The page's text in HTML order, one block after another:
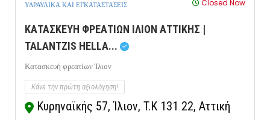
ΥΔΡΑΥΛΙΚΑ ΚΑΙ ΕΓΚΑΤΑΣΤΑΣΕΙΣ Closed Now
ΚΑΤΑΣΚΕΥΗ ΦΡΕΑΤΙΩΝ ΙΛΙΟΝ ΑΤΤΙΚΗΣ |
TALANTZIS HELLA...
Κατασκευή φρεατίων Ίλιον
Κάνε την πρώτη αξιολόγηση!
Κυρηναϊκής 57, Ίλιον, T.K 131 22, Αττική